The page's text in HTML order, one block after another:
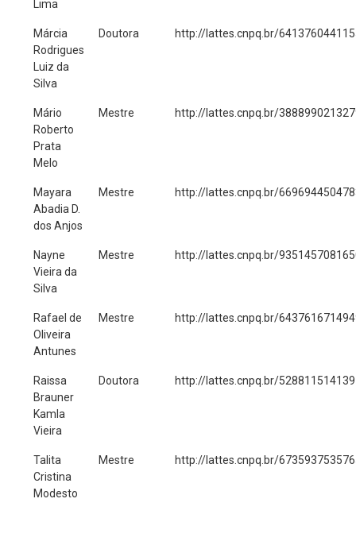
Lima
Márcia
Rodrigues
Luiz da
Silva
Doutora http://lattes.cnpq.br/
Mário
Roberto
Prata
Melo
Mestre http://lattes.cnpq.br/
Mayara
Abadia D.
dos Anjos
Mestre http://lattes.cnpq.br/
Nayne
Vieira da
Silva
Mestre http://lattes.cnpq.br/
Rafael de
Oliveira
Antunes
Mestre http://lattes.cnpq.br/
Raissa
Brauner
Kamla
Vieira
Doutora http://lattes.cnpq.br/
Talita
Cristina
Modesto
Mestre http://lattes.cnpq.br/